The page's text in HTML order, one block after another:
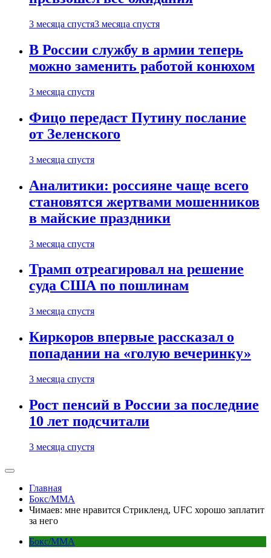
3 месяца спустя3 месяца спустя
В России службу в армии теперь
можно заменить работой конюхом
3 месяца спустя
Фицо передаст Путину послание
от Зеленского
3 месяца спустя
Аналитики: россияне чаще всего
становятся жертвами мошенников
в майские праздники
3 месяца спустя
Трамп отреагировал на решение
суда США по пошлинам
3 месяца спустя
Киркоров впервые рассказал о
попадании на «голую вечеринку»
3 месяца спустя
Рост пенсий в России за последние
10 лет подсчитали
3 месяца спустя
Главная
Бокс/MMA
Чимаев: мне нравится Стрикленд, UFC хорошо заплатит
за него
Бокс/MMA